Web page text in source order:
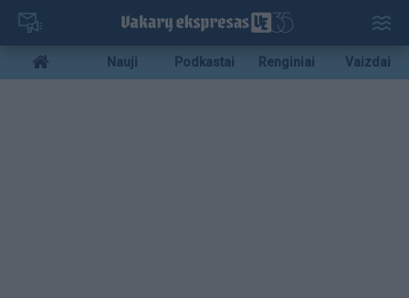
Pereiti
pagrindinį
turinį
Mobile
menu
Nauji Podkastai Renginiai Vaizdai